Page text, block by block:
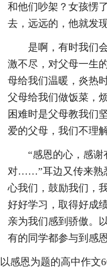
和他们吵架？女孩愣
去，远远的，他就发
是啊，有时我们
激不尽，对父母一生
母给我们温暖，炎热
父母给我们做饭菜，
困难时是父母教我们
爱的父母，我们不理
“感恩的心，感
对……”耳边又传来熟
心我们，鼓励我们，
好好学习，取得好成
亲为我们感到骄傲。
有的同学都参与到感
以感恩为题的高中作文